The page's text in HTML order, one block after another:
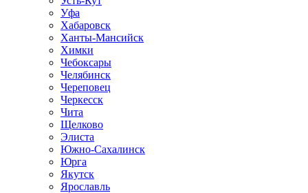
Уфа
Хабаровск
Ханты-Мансийск
Химки
Чебоксары
Челябинск
Череповец
Черкесск
Чита
Щелково
Элиста
Южно-Сахалинск
Юрга
Якутск
Ярославль